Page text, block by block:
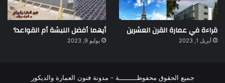
قراءة في عمارة القرن العشرين
أبريل 1, 2023
أيهما أفضل اللبشة أم القواعد؟
يوليو 9, 2023
جميع الحقوق محفوظـــــــــة - مدونة فنون العمارة والديكور